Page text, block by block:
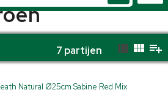
7 partijen
Natural Ø25cm Sabine Red Mix
Ø25cm Sabine Red Mix